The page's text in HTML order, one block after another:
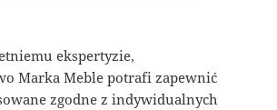
ekspertyzie,
Marka Meble potrafi zapewnić
zgodne z indywidualnych